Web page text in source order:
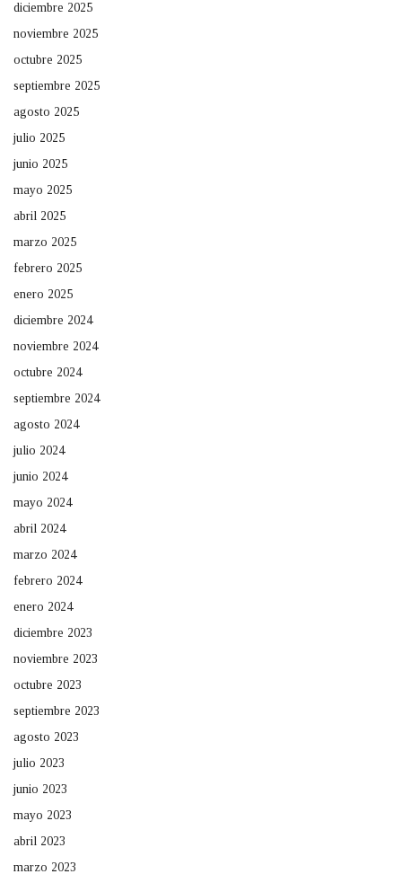
diciembre 2025
noviembre 2025
octubre 2025
septiembre 2025
agosto 2025
julio 2025
junio 2025
mayo 2025
abril 2025
marzo 2025
febrero 2025
enero 2025
diciembre 2024
noviembre 2024
octubre 2024
septiembre 2024
agosto 2024
julio 2024
junio 2024
mayo 2024
abril 2024
marzo 2024
febrero 2024
enero 2024
diciembre 2023
noviembre 2023
octubre 2023
septiembre 2023
agosto 2023
julio 2023
junio 2023
mayo 2023
abril 2023
marzo 2023